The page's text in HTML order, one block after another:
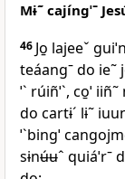
Mɨ˜ cajíngˈˉ
46 Jo̱ lajeeˇ
teáangˉ do ie˜
ˈˋ rúiñˈˋ, co̱ˈ
do cartɨˊ lɨ˜
ˈˋbingˈ
sɨnʉ́ʉˆ quiáˈrˉ